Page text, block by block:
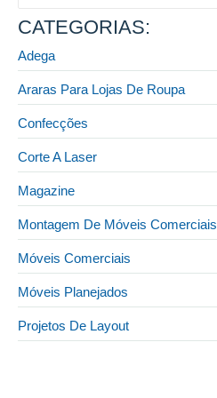
CATEGORIAS:
Adega
Araras Para Lojas De Roupa
Confecções
Corte A Laser
Magazine
Montagem De Móveis Comerciais
Móveis Comerciais
Móveis Planejados
Projetos De Layout